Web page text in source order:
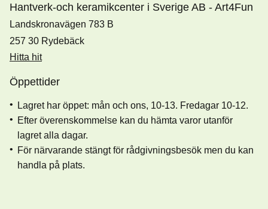
Hantverk-och keramikcenter i Sverige AB - Art4Fun
Landskronavägen 783 B
257 30 Rydebäck
Hitta hit
Öppettider
Lagret har öppet: mån och ons, 10-13. Fredagar 10-12.
Efter överenskommelse kan du hämta varor utanför
lagret alla dagar.
För närvarande stängt för rådgivningsbesök men du kan
handla på plats.